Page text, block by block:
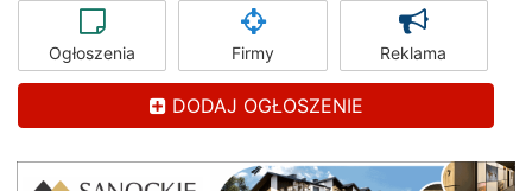
Ogłoszenia Firmy Reklama
DODAJ OGŁOSZENIE